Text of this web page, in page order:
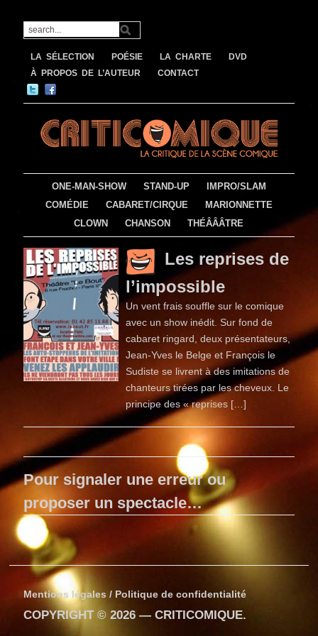
LA SÉLECTION POÉSIE LA CHARTE
DVD
À PROPOS DE L’AUTEUR
CONTACT
ONE-MAN-SHOW STAND-UP
IMPRO/SLAM
COMÉDIE
CABARET/CIRQUE
MARIONNETTE
CLOWN
CHANSON THÉÂÂÂTRE
Les reprises de
l’impossible
Un vent frais souffle sur le comique
avec un show inédit. Sur fond de
cabaret ringard, deux présentateurs,
Jean-Yves le Belge et François le
Sudiste se livrent à des imitations de
chanteurs tirées par les cheveux. Le
principe des « reprises […]
Pour signaler une erreur ou
proposer un spectacle…
Mentions légales / Politique de confidentialité
COPYRIGHT © 2026 —CRITICOMIQUE.